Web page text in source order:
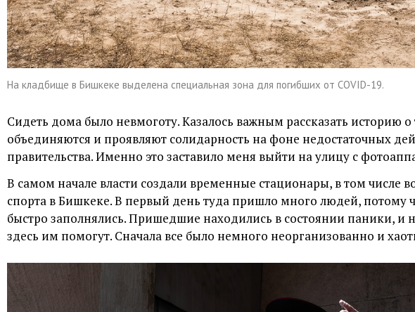
На кладбище в Бишкеке выделена специальная зона для погибших от COVID-19.
Сидеть дома было невмоготу. Казалось важным рассказать историю
объединяются и проявляют солидарность на фоне недостаточных
правительства. Именно это заставило меня выйти на улицу с
В самом начале власти создали временные стационары, в том числе
спорта в Бишкеке. В первый день туда пришло много людей, потому
быстро заполнялись. Пришедшие находились в состоянии паники, и
здесь им помогут. Сначала все было немного неорганизованно и